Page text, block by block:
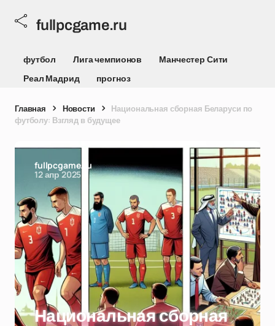
fullpcgame.ru
футбол Лига чемпионов
Манчестер Сити
Реал Мадрид
прогноз
Главная Новости
Национальная сборная Беларуси по
футболу: Взгляд в будущее
fullpcgame.ru
12 апр 2025
Национальная сборная